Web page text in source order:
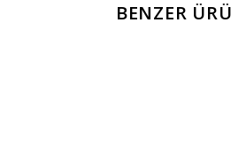
BENZER